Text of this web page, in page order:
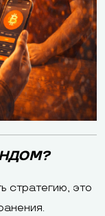
стратегию, это